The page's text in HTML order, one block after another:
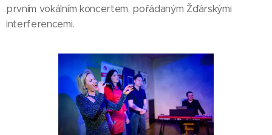
prvním vokálním koncertem, pořádaným Žďárskými
interferencemi.